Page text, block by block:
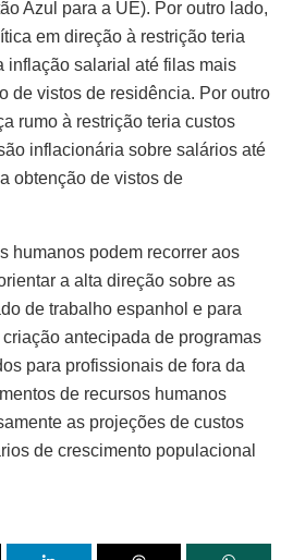
Azul para a UE). Por outro lado,
em direção à restrição teria
inflação salarial até filas mais
de vistos de residência. Por outro
rumo à restrição teria custos
inflacionária sobre salários até
obtenção de vistos de
humanos podem recorrer aos
a alta direção sobre as
de trabalho espanhol e para
antecipada de programas
para profissionais de fora da
de recursos humanos
as projeções de custos
de crescimento populacional